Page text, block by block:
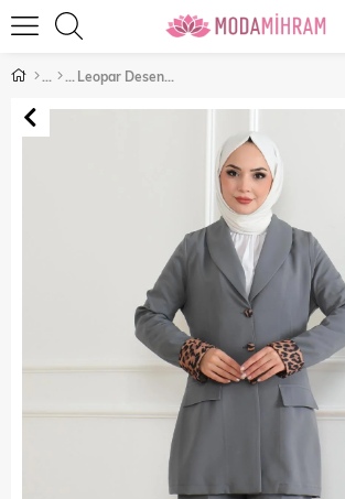
Leopar Desenli Takım Gri 19218